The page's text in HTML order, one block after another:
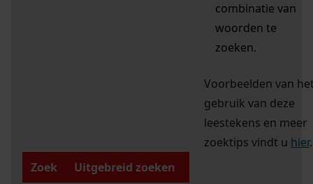
combinatie van
woorden te
zoeken.
Voorbeelden van
gebruik van deze
leestekens en meer
zoektips vindt u hier.
Zoek
Uitgebreid zoeken